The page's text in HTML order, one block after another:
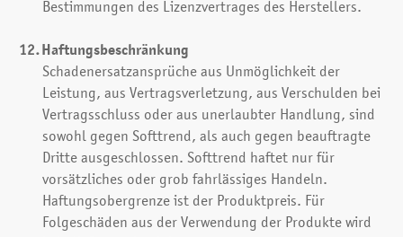
Bestimmungen des Lizenzvertrages des Herstellers.
Haftungsbeschränkung
Schadenersatzansprüche aus Unmöglichkeit der
Leistung, aus Vertragsverletzung, aus Verschulden bei
Vertragsschluss oder aus unerlaubter Handlung, sind
sowohl gegen Softtrend, als auch gegen beauftragte
Dritte ausgeschlossen. Softtrend haftet nur für
vorsätzliches oder grob fahrlässiges Handeln.
Haftungsobergrenze ist der Produktpreis. Für
Folgeschäden aus der Verwendung der Produkte wird